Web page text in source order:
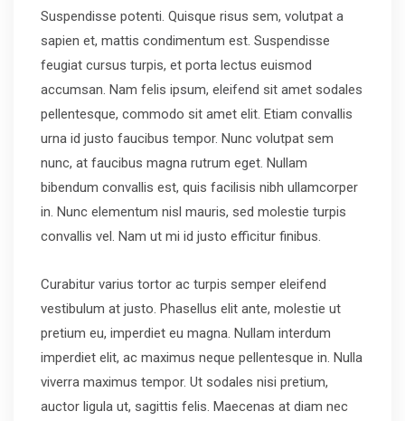
Suspendisse potenti. Quisque risus sem, volutpat a
sapien et, mattis condimentum est. Suspendisse
feugiat cursus turpis, et porta lectus euismod
accumsan. Nam felis ipsum, eleifend sit amet sodales
pellentesque, commodo sit amet elit. Etiam convallis
urna id justo faucibus tempor. Nunc volutpat sem
nunc, at faucibus magna rutrum eget. Nullam
bibendum convallis est, quis facilisis nibh ullamcorper
in. Nunc elementum nisl mauris, sed molestie turpis
convallis vel. Nam ut mi id justo efficitur finibus.
Curabitur varius tortor ac turpis semper eleifend
vestibulum at justo. Phasellus elit ante, molestie ut
pretium eu, imperdiet eu magna. Nullam interdum
imperdiet elit, ac maximus neque pellentesque in. Nulla
viverra maximus tempor. Ut sodales nisi pretium,
auctor ligula ut, sagittis felis. Maecenas at diam nec